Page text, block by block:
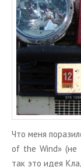
МЕТА
Войти
Лента записей
Лента
WordPress.org
Что меня
of the Wind» (не
так это идея